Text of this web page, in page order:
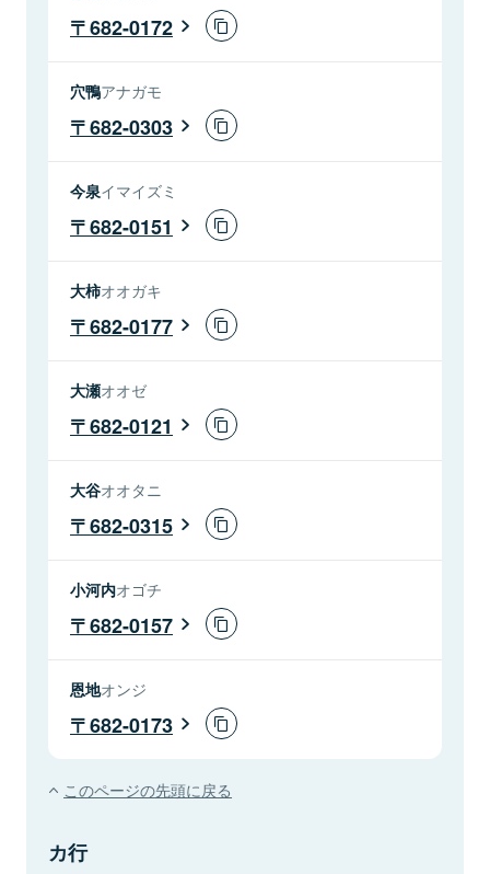
682-0172
穴鴨アナガモ
682-0303
今泉イマイズミ
682-0151
大柿オオガキ
682-0177
大瀬オオゼ
682-0121
大谷オオタニ
682-0315
小河内オゴチ
682-0157
恩地オンジ
682-0173
このページの先頭に戻る
カ行